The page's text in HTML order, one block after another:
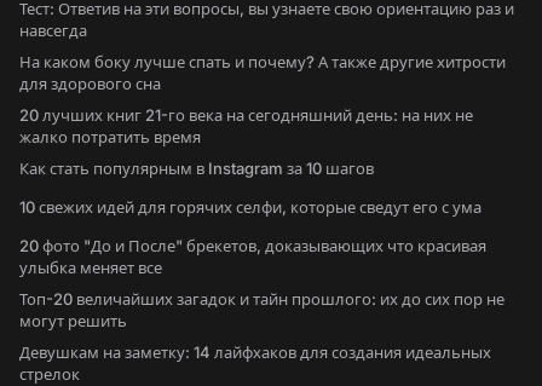
Тест: Ответив на эти вопросы, вы узнаете свою ориентацию раз и
навсегда
На каком боку лучше спать и почему? А также другие хитрости
для здорового сна
20 лучших книг 21-го века на сегодняшний день: на них не
жалко потратить время
Как стать популярным в Instagram за 10 шагов
10 свежих идей для горячих селфи, которые сведут его с ума
20 фото "До и После" брекетов, доказывающих что красивая
улыбка меняет все
Топ-20 величайших загадок и тайн прошлого: их до сих пор не
могут решить
Девушкам на заметку: 14 лайфхаков для создания идеальных
стрелок